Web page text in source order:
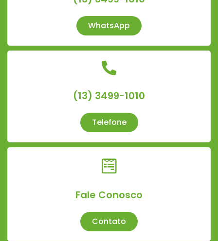
WhatsApp
(13) 3499-1010
Telefone
Fale Conosco
Contato